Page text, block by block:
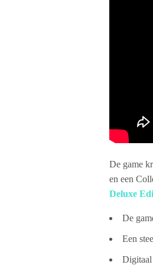
De game
en een
Deluxe
De
Een
Digitaal